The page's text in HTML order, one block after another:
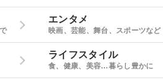
エンタメ
映画、芸能、舞台、スポーツなど
ライフスタイル
食、健康、美容…暮らし豊かに